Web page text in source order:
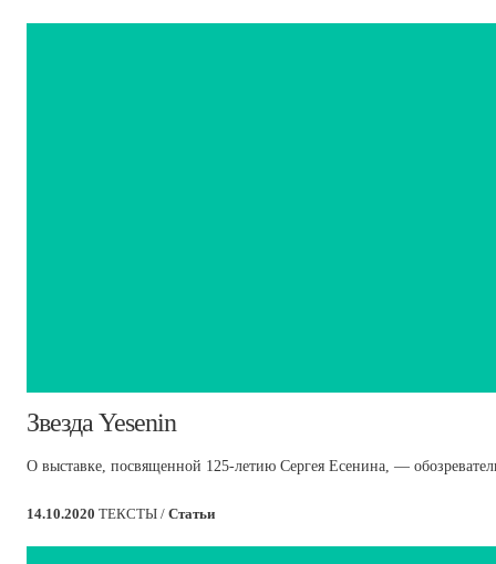
​Звезда Yesenin
О выставке, посвященной 125-летию Сергея Есенина, —
14.10.2020 ТЕКСТЫ / Статьи